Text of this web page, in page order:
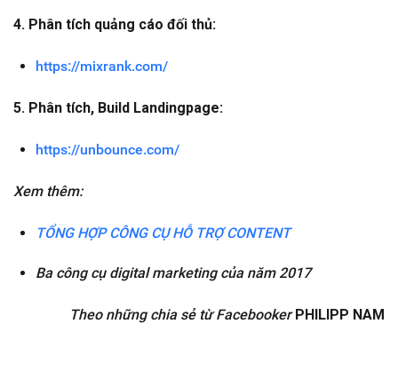
4. Phân tích quảng cáo đối thủ:
https://mixrank.com/
5. Phân tích, Build Landingpage:
https://unbounce.com/
Xem thêm:
TỔNG HỢP CÔNG CỤ HỖ TRỢ CONTENT
Ba công cụ digital marketing của năm 2017
Theo những chia sẻ từ Facebooker PHILIPP NAM